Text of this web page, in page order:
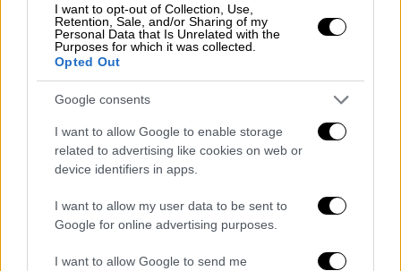
I want to opt-out of Collection, Use,
Retention, Sale, and/or Sharing of my
Personal Data that Is Unrelated with the
Purposes for which it was collected.
Opted Out
Google consents
I want to allow Google to enable storage
related to advertising like cookies on web or
device identifiers in apps.
I want to allow my user data to be sent to
Google for online advertising purposes.
I want to allow Google to send me
Βρέθηκε στον ακάλυπτο της
πολυκατοικίας
«Στην περιοχή δεν υπάρχει μπάρα
ούτε φανάρι, εδώ και χρόνια»
δεν υπάρχει μπάρα ούτε φανάρι, εδώ και
χρόνια, ενώ το τρένο ερχόταν από τη
Θεσσαλονίκη.